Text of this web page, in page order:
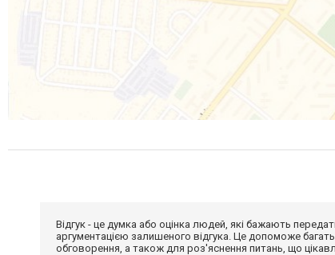
Відгук - це думка або оцінка людей, які бажають
аргументацією залишеного відгука. Це допоможе
обговорення, а також для роз'яснення питань, що